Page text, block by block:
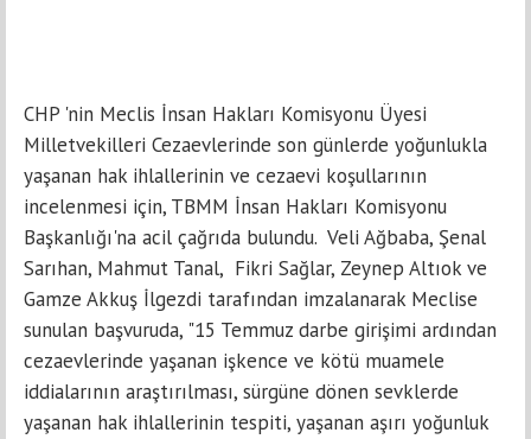
CHP 'nin Meclis İnsan Hakları Komisyonu Üyesi
Milletvekilleri Cezaevlerinde son günlerde yoğunlukla
yaşanan hak ihlallerinin ve cezaevi koşullarının
incelenmesi için, TBMM İnsan Hakları Komisyonu
Başkanlığı'na acil çağrıda bulundu. Veli Ağbaba, Şenal
Sarıhan, Mahmut Tanal, Fikri Sağlar, Zeynep Altıok ve
Gamze Akkuş İlgezdi tarafından imzalanarak Meclise
sunulan başvuruda, "15 Temmuz darbe girişimi ardından
cezaevlerinde yaşanan işkence ve kötü muamele
iddialarının araştırılması, sürgüne dönen sevklerde
yaşanan hak ihlallerinin tespiti, yaşanan aşırı yoğunluk